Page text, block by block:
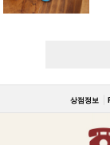
상점정보